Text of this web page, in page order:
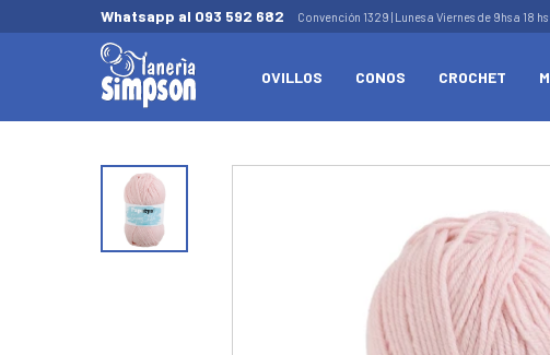
OVILLOS CONOS CROCHET
Whatsapp al 093 592 682 Convención 1329 | Lunes a Viernes de 9hs a 18